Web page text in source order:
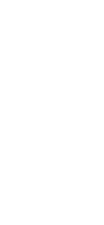
10歳の祝い記念撮影
ト撮影